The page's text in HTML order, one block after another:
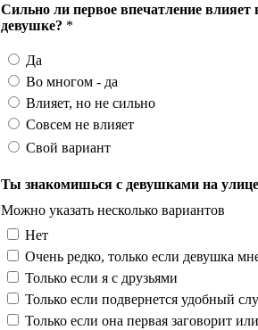
Сильно ли первое впечатление
девушке? *
Да
Во многом - да
Влияет, но не сильно
Совсем не влияет
Свой вариант
Ты знакомишься с девушками на
Можно указать несколько вариантов
Нет
Очень редко, только если девушка
Только если я с друзьями
Только если подвернется удобный
Только если она первая заговорит